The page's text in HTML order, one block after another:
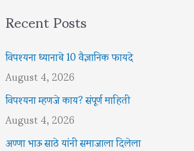
Recent Posts
विपश्यना ध्यानाचे 10 वैज्ञानिक फायदे
August 4, 2026
विपश्यना म्हणजे काय? संपूर्ण माहिती
August 4, 2026
अण्णा भाऊ साठे यांनी समाजाला दिलेला